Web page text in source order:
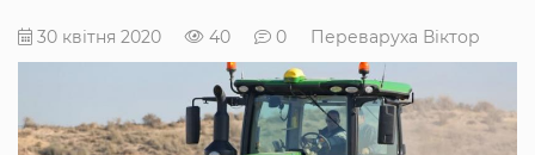
30 квітня 2020 40 0 Переваруха Віктор